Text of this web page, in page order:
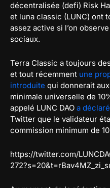
décentralisée (defi) Risk
et luna classic (LUNC) ont
assez active si l’on
sociaux.
Terra Classic a toujours
et tout récemment une
introduite qui donnerait
minimale universelle de
appelé LUNC DAO a déclaré
Twitter que le validateur
commission minimum de
https://twitter.com/